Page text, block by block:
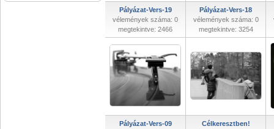
Pályázat-Vers-19
vélemények száma: 0
megtekintve: 2466
Pályázat-Vers-18
vélemények száma: 0
megtekintve: 3254
Pályázat-Vers-09
Célkeresztben!